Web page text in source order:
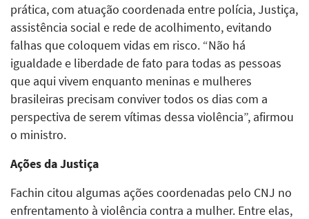
prática, com atuação coordenada entre polícia, Justiça,
assistência social e rede de acolhimento, evitando
falhas que coloquem vidas em risco. “Não há
igualdade e liberdade de fato para todas as pessoas
que aqui vivem enquanto meninas e mulheres
brasileiras precisam conviver todos os dias com a
perspectiva de serem vítimas dessa violência”, afirmou
o ministro.
Ações da Justiça
Fachin citou algumas ações coordenadas pelo CNJ no
enfrentamento à violência contra a mulher. Entre elas,